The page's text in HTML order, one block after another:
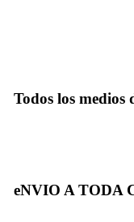
Todos los medios
eNVIO A TODA